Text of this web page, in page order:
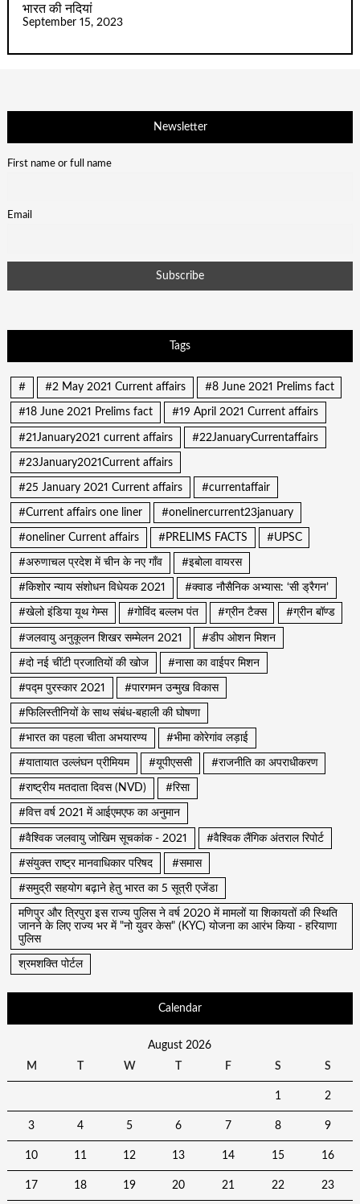
भारत की नदियां
September 15, 2023
Newsletter
First name or full name
Email
Tags
# #2 May 2021 Current affairs #8 June 2021 Prelims fact
#18 June 2021 Prelims fact #19 April 2021 Current affairs
#21January2021 current affairs #22JanuaryCurrentaffairs
#23January2021Current affairs
#25 January 2021 Current affairs #currentaffair
#Current affairs one liner #onelinercurrent23january
#oneliner Current affairs #PRELIMS FACTS #UPSC
#अरुणाचल प्रदेश में चीन के नए गाँव #इबोला वायरस
#किशोर न्याय संशोधन विधेयक 2021 #क्वाड नौसैनिक अभ्यास: ‘सी ड्रैगन’
#खेलो इंडिया यूथ गेम्स #गोविंद बल्लभ पंत #ग्रीन टैक्स #ग्रीन बॉण्ड
#जलवायु अनुकूलन शिखर सम्मेलन 2021 #डीप ओशन मिशन
#दो नई चींटी प्रजातियों की खोज #नासा का वाईपर मिशन
#पद्म पुरस्कार 2021 #पारगमन उन्मुख विकास
#फिलिस्तीनियों के साथ संबंध-बहाली की घोषणा
#भारत का पहला चीता अभयारण्य #भीमा कोरेगांव लड़ाई
#यातायात उल्लंघन प्रीमियम #यूपीएससी #राजनीति का अपराधीकरण
#राष्ट्रीय मतदाता दिवस (NVD) #रिसा
#वित्त वर्ष 2021 में आईएमएफ का अनुमान
#वैश्विक जलवायु जोखिम सूचकांक - 2021 #वैश्विक लैंगिक अंतराल रिपोर्ट
#संयुक्त राष्ट्र मानवाधिकार परिषद #समास
#समुद्री सहयोग बढ़ाने हेतु भारत का 5 सूत्री एजेंडा
मणिपुर और त्रिपुरा इस राज्य पुलिस ने वर्ष 2020 में मामलों या शिकायतों की स्थिति
जानने के लिए राज्य भर में "नो युवर केस" (KYC) योजना का आरंभ किया - हरियाणा
पुलिस
श्रमशक्ति पोर्टल
Calendar
August 2026
M
T W T F S S
1 2
3 4 5 6 7 8 9
10 11 12 13 14 15 16
17 18 19 20 21 22 23